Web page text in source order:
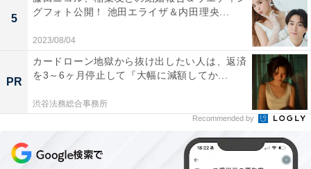
5
グフォト公開！ 池田エライザ＆内田理央...
2023/08/04
PR
カードローン地獄から抜け出したい人は、返済
を3～6ヶ月停止して『大幅に減額してか...
渋谷法務総合事務所
Recommended by